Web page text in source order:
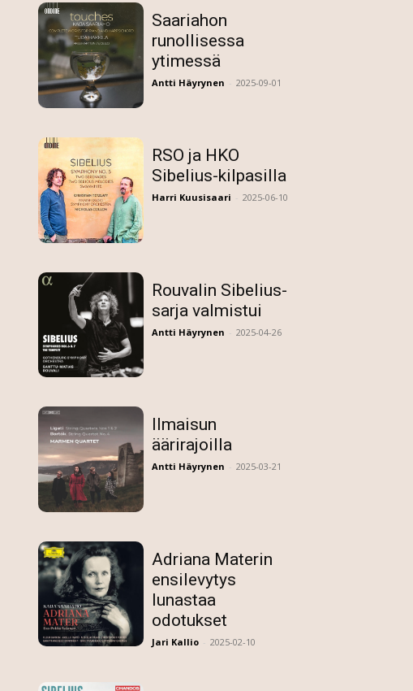
Saariahon
runollisessa
ytimessä
Antti Häyrynen - 2025-09-01
RSO ja HKO
Sibelius-kilpasilla
Harri Kuusisaari - 2025-06-10
Rouvalin Sibelius-
sarja valmistui
Antti Häyrynen - 2025-04-26
Ilmaisun
äärirajoilla
Antti Häyrynen - 2025-03-21
Adriana Materin
ensilevytys
lunastaa
odotukset
Jari Kallio - 2025-02-10